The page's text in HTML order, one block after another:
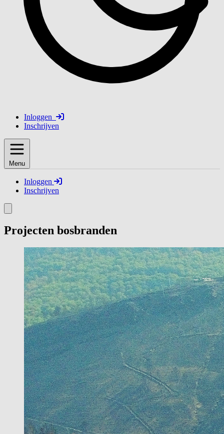
Inloggen
Inschrijven
Menu
Inloggen
Inschrijven
Projecten bosbranden